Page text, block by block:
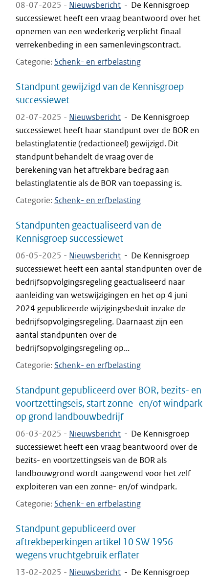
08-07-2025 - Nieuwsbericht - De Kennisgroep
successiewet heeft een vraag beantwoord over het
opnemen van een wederkerig verplicht finaal
verrekenbeding in een samenlevingscontract.
Categorie Schenk- en erfbelasting
Standpunt gewijzigd van de Kennisgroep
successiewet
02-07-2025 - Nieuwsbericht - De Kennisgroep
successiewet heeft haar standpunt over de BOR en
belastinglatentie (redactioneel) gewijzigd. Dit
standpunt behandelt de vraag over de
berekening van het aftrekbare bedrag aan
belastinglatentie als de BOR van toepassing is.
Categorie Schenk- en erfbelasting
Standpunten geactualiseerd van de
Kennisgroep successiewet
06-05-2025 - Nieuwsbericht - De Kennisgroep
successiewet heeft een aantal standpunten over de
bedrijfsopvolgingsregeling geactualiseerd naar
aanleiding van wetswijzigingen en het op 4 juni
2024 gepubliceerde wijzigingsbesluit inzake de
bedrijfsopvolgingsregeling. Daarnaast zijn een
aantal standpunten over de
bedrijfsopvolgingsregeling op...
Categorie Schenk- en erfbelasting
Standpunt gepubliceerd over BOR, bezits- en
voortzettingseis, start zonne- en/of windpark
op grond landbouwbedrijf
06-03-2025 - Nieuwsbericht - De Kennisgroep
successiewet heeft een vraag beantwoord over de
bezits- en voortzettingseis van de BOR als
landbouwgrond wordt aangewend voor het zelf
exploiteren van een zonne- en/of windpark.
Categorie Schenk- en erfbelasting
Standpunt gepubliceerd over
aftrekbeperkingen artikel 10 SW 1956
wegens vruchtgebruik erflater
13-02-2025 - Nieuwsbericht - De Kennisgroep